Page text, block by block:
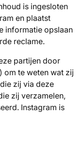
is ingesloten
en plaatst
informatie opslaan
reclame.
partijen door
om te weten wat zij
zij via deze
zij verzamelen,
Instagram is